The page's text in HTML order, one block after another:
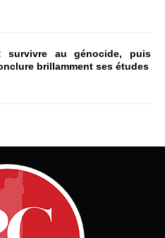
au génocide, puis
brillamment ses études